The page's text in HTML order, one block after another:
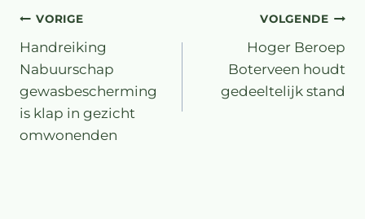
VORIGE
Handreiking
Nabuurschap
gewasbescherming
is klap in gezicht
omwonenden
VOLGENDE
Hoger Beroep
Boterveen houdt
gedeeltelijk stand